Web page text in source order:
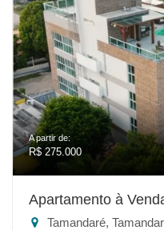
A partir de:
R$ 275.000
Apartamento à
Tamandaré,